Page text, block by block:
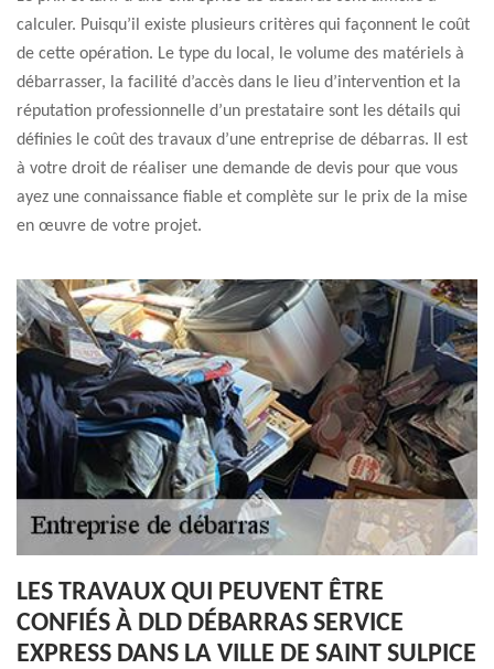
calculer. Puisqu’il existe plusieurs critères qui façonnent le coût
de cette opération. Le type du local, le volume des matériels à
débarrasser, la facilité d’accès dans le lieu d’intervention et la
réputation professionnelle d’un prestataire sont les détails qui
définies le coût des travaux d’une entreprise de débarras. Il est
à votre droit de réaliser une demande de devis pour que vous
ayez une connaissance fiable et complète sur le prix de la mise
en œuvre de votre projet.
LES TRAVAUX QUI PEUVENT ÊTRE
CONFIÉS À DLD DÉBARRAS SERVICE
EXPRESS DANS LA VILLE DE SAINT SULPICE